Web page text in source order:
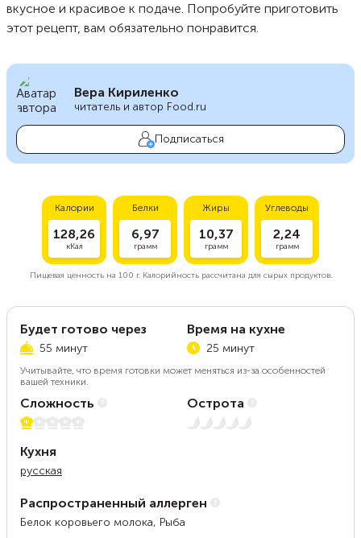
вкусное и красивое к подаче. Попробуйте приготовить
этот рецепт, вам обязательно понравится.
Вера Кириленко
читатель и автор Food.ru
Подписаться
Калории
128,26
кКал
Белки
6,97
грамм
Жиры
10,37
грамм
Углеводы
2,24
грамм
Пищевая ценность на 100 г.Калорийность рассчитана для сырых продуктов.
Будет готово через
55 минут
Время на кухне
25 минут
Учитывайте, что время готовки может меняться из-за особенностей
вашей техники.
Сложность
1 из 5
Острота
Нет остроты
Кухня
русская
Распространенный аллерген
Белок коровьего молока, Рыба